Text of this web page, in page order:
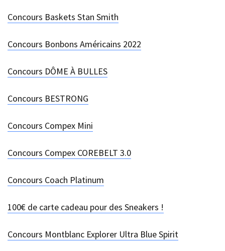
Concours Baskets Stan Smith
Concours Bonbons Américains 2022
Concours DÔME À BULLES
Concours BESTRONG
Concours Compex Mini
Concours Compex COREBELT 3.0
Concours Coach Platinum
100€ de carte cadeau pour des Sneakers !
Concours Montblanc Explorer Ultra Blue Spirit